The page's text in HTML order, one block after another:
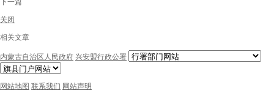
下一篇
关闭
相关文章
内蒙古自治区人民政府 兴安盟行政公署
网站地图 联系我们 网站声明